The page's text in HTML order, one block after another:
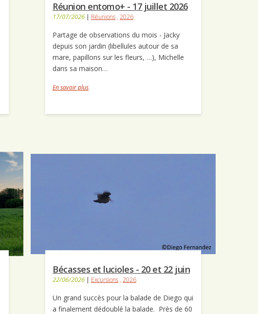
Réunion entomo+ - 17 juillet 2026
17/07/2026 | Réunions , 2026
Partage de observations du mois - Jacky
depuis son jardin (libellules autour de sa
mare, papillons sur les fleurs, …), Michelle
dans sa maison…
En savoir plus
Bécasses et lucioles - 20 et 22 juin
22/06/2026 | Excursions , 2026
Un grand succès pour la balade de Diego qui
a finalement dédoublé la balade. Près de 60